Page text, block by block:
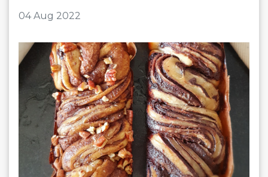
04 Aug 2022